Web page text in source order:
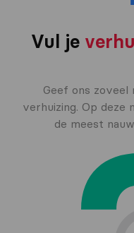
Vul je
Geef ons
verhuizing. Op deze
de meest